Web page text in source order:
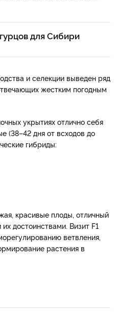
для Сибири
и селекции выведен ряд
жестким погодным
укрытиях отлично себя
(38–42 дня от всходов до
гибриды:
красивые плоды, отличный
достоинствами. Визит F1
ветвления,
растения в